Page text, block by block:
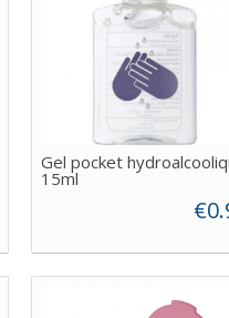
Gel pocket
15ml